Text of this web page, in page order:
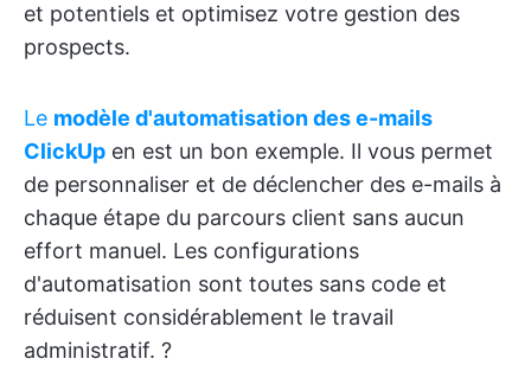
et potentiels et optimisez votre gestion des
prospects.
Le modèle d'automatisation des e-mails
ClickUp en est un bon exemple. Il vous permet
de personnaliser et de déclencher des e-mails à
chaque étape du parcours client sans aucun
effort manuel. Les configurations
d'automatisation sont toutes sans code et
réduisent considérablement le travail
administratif. ?